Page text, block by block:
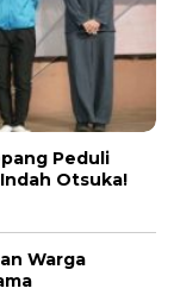
Peduli
Otsuka!
Warga